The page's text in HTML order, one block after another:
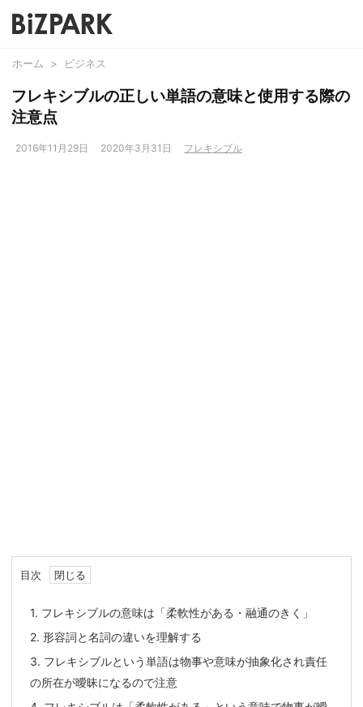
ホーム > ビジネス
フレキシブルの正しい単語の意味と使用する際の
注意点
2016年11月29日 2020年3月31日 フレキシブル
目次
1. フレキシブルの意味は「柔軟性がある・融通のきく」
2. 形容詞と名詞の違いを理解する
3. フレキシブルという単語は物事や意味が抽象化され責任
の所在が曖昧になるので注意